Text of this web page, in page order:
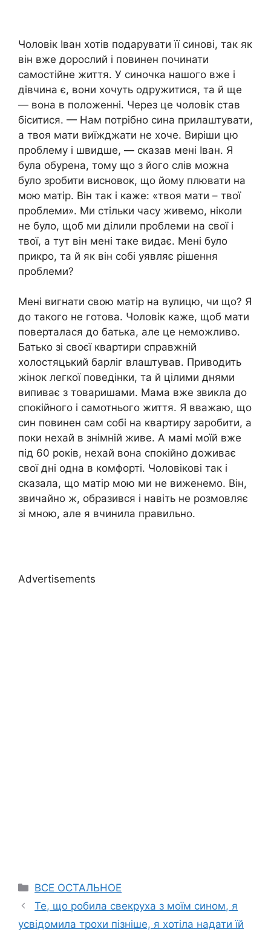
Чоловік Іван хотів подарувати її синові, так як
він вже дорослий і повинен починати
самостійне життя. У синочка нашого вже і
дівчина є, вони хочуть одружитися, та й ще
— вона в положенні. Через це чоловік став
біситися. — Нам потрібно сина прилаштувати,
а твоя мати виїжджати не хоче. Виріши цю
проблему і швидше, — сказав мені Іван. Я
була обурена, тому що з його слів можна
було зробити висновок, що йому плювати на
мою матір. Він так і каже: «твоя мати – твої
проблеми». Ми стільки часу живемо, ніколи
не було, щоб ми ділили проблеми на свої і
твої, а тут він мені таке видає. Мені було
прикро, та й як він собі уявляє рішення
проблеми?
Мені вигнати свою матір на вулицю, чи що? Я
до такого не готова. Чоловік каже, щоб мати
поверталася до батька, але це неможливо.
Батько зі своєї квартири справжній
холостяцький барліг влаштував. Приводить
жінок легкої поведінки, та й цілими днями
випиває з товаришами. Мама вже звикла до
спокійного і самотнього життя. Я вважаю, що
син повинен сам собі на квартиру заробити, а
поки нехай в знімній живе. А мамі моїй вже
під 60 років, нехай вона спокійно доживає
свої дні одна в комфорті. Чоловікові так і
сказала, що матір мою ми не виженемо. Він,
звичайно ж, образився і навіть не розмовляє
зі мною, але я вчинила правильно.
Advertisements
Categories
ВСЕ ОСТАЛЬНОЕ
Те, що робила свекруха з моїм сином, я
усвідомила трохи пізніше, я хотіла надати їй